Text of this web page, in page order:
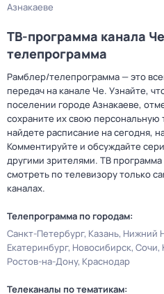
Азнакаеве
ТВ-программа канала
телепрограмма
Рамблер/телепрограмма — это
передач на канале Че. Узнайте,
поселении городе Азнакаеве,
сохраните их свою персональную
найдете расписание на сегодня,
Комментируйте и обсуждайте
другими зрителями. ТВ
смотреть по телевизору только
каналах.
Телепрограмма по городам:
Санкт-Петербург Казань Нижний
Екатеринбург Новосибирск Сочи
Ростов-на-Дону Краснодар
Телеканалы по тематикам: